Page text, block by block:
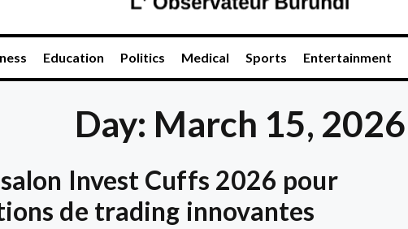
Education Politics Medical Sports Entertainment
Day: March 15, 2026
Invest Cuffs 2026 pour
de trading innovantes